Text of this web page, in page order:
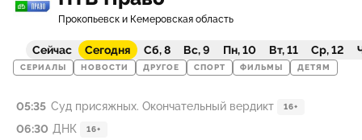
Прокопьевск и Кемеровская область
Сейчас Сегодня Сб, 8 Вс, 9 Пн, 10 Вт, 11 Ср, 12
СЕРИАЛЫ НОВОСТИ ДРУГОЕ СПОРТ ФИЛЬМЫ ДЕТЯМ
05:35 Суд присяжных. Окончательный вердикт 16+
06:30 ДНК 16+